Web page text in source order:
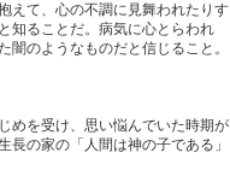
えて、心の不調に見舞われたりす
知ることだ。病気に心とらわれ
のようなものだと信じること。
めを受け、思い悩んでいた時期が
の家の「人間は神の子である」